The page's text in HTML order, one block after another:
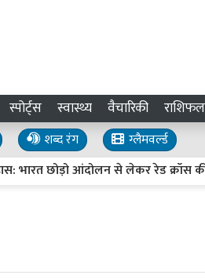
स्पोर्ट्स स्वास्थ्य वैचारिकी राशिफल
शब्द रंग
ग्लैमवर्ल्ड
आंदोलन से लेकर रेड क्रॉस की